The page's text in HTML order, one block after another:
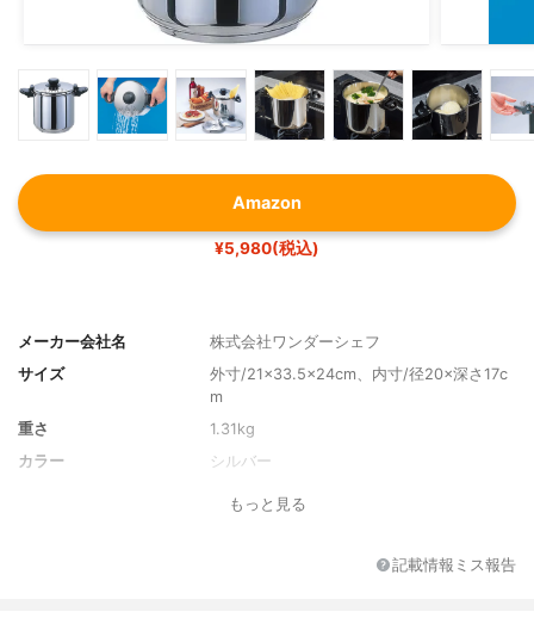
Amazon
¥5,980(税込)
メーカー会社名
株式会社ワンダーシェフ
サイズ
外寸/21×33.5×24cm、内寸/径20×深さ17c
m
重さ
1.31kg
カラー
シルバー
もっと見る
記載情報ミス報告